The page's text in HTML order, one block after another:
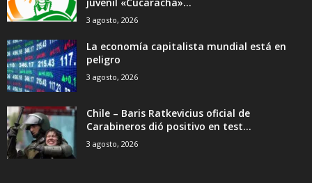
3 agosto, 2026
La economía capitalista mundial está en
peligro
3 agosto, 2026
Chile – Baris Ratkevicius oficial de
Carabineros dió positivo en test...
3 agosto, 2026